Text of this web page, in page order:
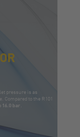
pressure is as
to the R101
16.0 bar